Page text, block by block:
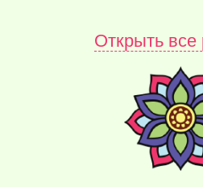
Открыть все